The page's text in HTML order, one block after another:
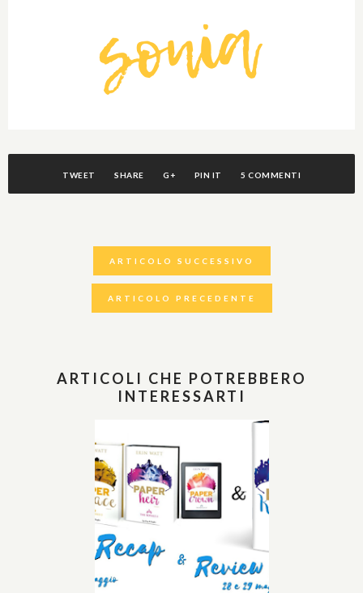
TWEET SHARE G+ PIN IT 5 COMMENTI
ARTICOLO SUCCESSIVO
ARTICOLO PRECEDENTE
ARTICOLI CHE POTREBBERO
INTERESSARTI